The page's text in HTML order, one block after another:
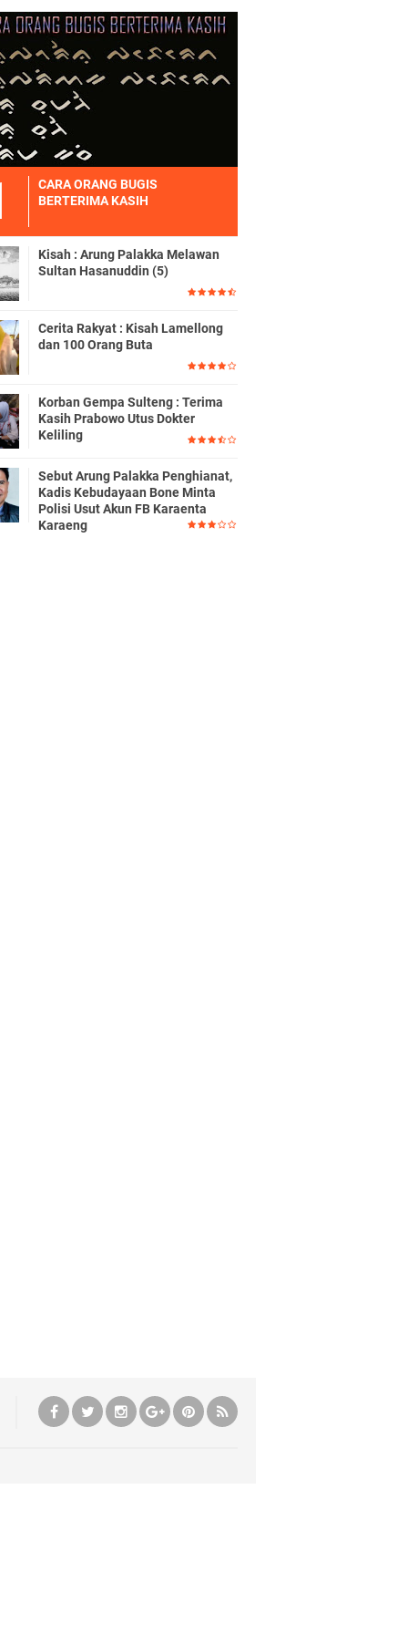
CARA ORANG BUGIS
BERTERIMA KASIH
Kisah : Arung Palakka Melawan
Sultan Hasanuddin (5)
Cerita Rakyat : Kisah Lamellong
dan 100 Orang Buta
Korban Gempa Sulteng : Terima
Kasih Prabowo Utus Dokter
Keliling
Sebut Arung Palakka Penghianat,
Kadis Kebudayaan Bone Minta
Polisi Usut Akun FB Karaenta
Karaeng